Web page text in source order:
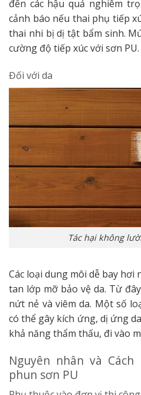
đến các hậu quả nghiêm
cảnh báo nếu thai phụ tiếp
thai nhi bị dị tật bẩm sinh.
cường độ tiếp xúc với sơn PU.
Đối với da
Tác hại không
Các loại dung môi dễ bay hơi
tan lớp mỡ bảo vệ da. Từ
nứt nẻ và viêm da. Một số
có thể gây kích ứng, dị ứng
khả năng thẩm thấu, đi vào
Nguyên nhân và
phun sơn PU